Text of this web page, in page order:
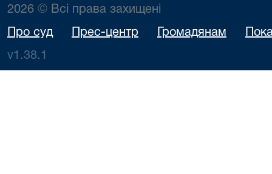
2026 © Всі права захищені
Про суд Прес-центр Громадянам
v1.38.1